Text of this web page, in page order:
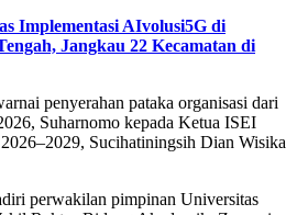
Implementasi AIvolusi5G di
Jangkau 22 Kecamatan di
penyerahan pataka organisasi dari
Suharnomo kepada Ketua ISEI
Sucihatiningsih Dian Wisika
perwakilan pimpinan Universitas